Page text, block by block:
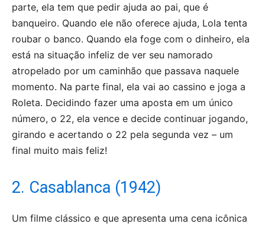
parte, ela tem que pedir ajuda ao pai, que é
banqueiro. Quando ele não oferece ajuda, Lola tenta
roubar o banco. Quando ela foge com o dinheiro, ela
está na situação infeliz de ver seu namorado
atropelado por um caminhão que passava naquele
momento. Na parte final, ela vai ao cassino e joga a
Roleta. Decidindo fazer uma aposta em um único
número, o 22, ela vence e decide continuar jogando,
girando e acertando o 22 pela segunda vez – um
final muito mais feliz!
2. Casablanca (1942)
Um filme clássico e que apresenta uma cena icônica